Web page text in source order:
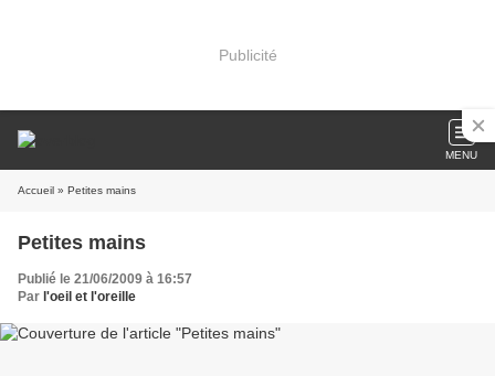
Publicité
MENU
Accueil » Petites mains
Petites mains
Publié le 21/06/2009 à 16:57
Par l'oeil et l'oreille